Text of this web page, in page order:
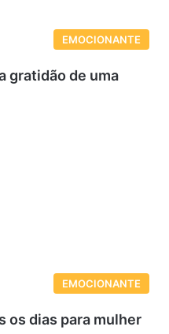
EMOCIONANTE
gratidão de uma
EMOCIONANTE
os dias para mulher